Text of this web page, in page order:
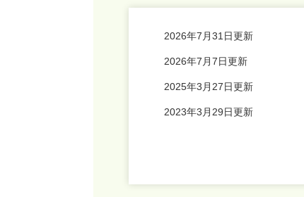
2026年7月31日更新
2026年7月7日更新
2025年3月27日更新
2023年3月29日更新